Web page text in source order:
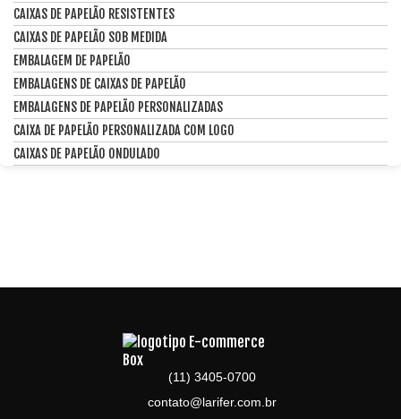
CAIXAS DE PAPELÃO RESISTENTES
CAIXAS DE PAPELÃO SOB MEDIDA
EMBALAGEM DE PAPELÃO
EMBALAGENS DE CAIXAS DE PAPELÃO
EMBALAGENS DE PAPELÃO PERSONALIZADAS
CAIXA DE PAPELÃO PERSONALIZADA COM LOGO
CAIXAS DE PAPELÃO ONDULADO
(11) 3405-0700
contato@larifer.com.br